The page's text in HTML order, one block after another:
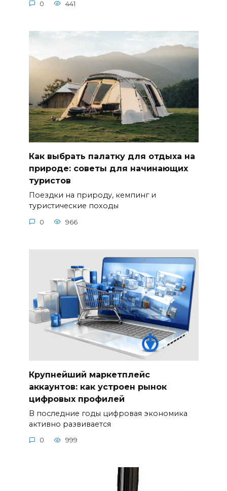
0 441
Как выбрать палатку для отдыха на
природе: советы для начинающих
туристов
Поездки на природу, кемпинг и
туристические походы
0 966
Крупнейший маркетплейс
аккаунтов: как устроен рынок
цифровых профилей
В последние годы цифровая экономика
активно развивается
0 999